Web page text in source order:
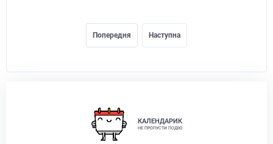
Попередня Наступна
КАЛЕНДАРИК
НЕ ПРОПУСТИ ПОДІЮ